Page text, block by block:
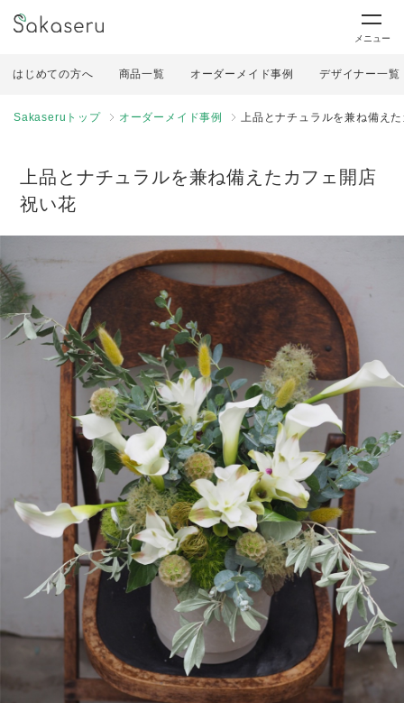
メニュー
はじめての方へ 商品一覧 オーダーメイド事例 デザイナー一覧
Sakaseruトップ オーダーメイド事例 上品とナチュラルを兼ね備え
上品とナチュラルを兼ね備えたカフェ開店
祝い花